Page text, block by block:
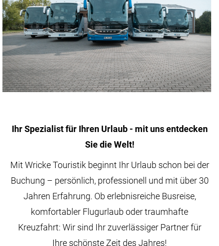
Ihr Spezialist für Ihren Urlaub - mit uns entdecken
Sie die Welt!
Mit Wricke Touristik beginnt Ihr Urlaub schon bei der
Buchung – persönlich, professionell und mit über 30
Jahren Erfahrung. Ob erlebnisreiche Busreise,
komfortabler Flugurlaub oder traumhafte
Kreuzfahrt: Wir sind Ihr zuverlässiger Partner für
Ihre schönste Zeit des Jahres!